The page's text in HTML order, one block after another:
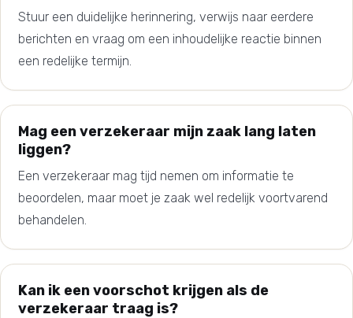
Stuur een duidelijke herinnering, verwijs naar eerdere
berichten en vraag om een inhoudelijke reactie binnen
een redelijke termijn.
Mag een verzekeraar mijn zaak lang laten
liggen?
Een verzekeraar mag tijd nemen om informatie te
beoordelen, maar moet je zaak wel redelijk voortvarend
behandelen.
Kan ik een voorschot krijgen als de
verzekeraar traag is?